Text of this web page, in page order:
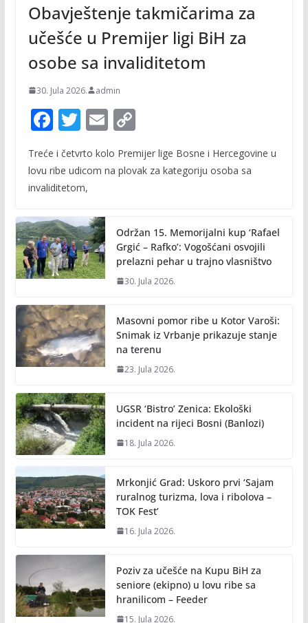
Obavještenje takmičarima za
učešće u Premijer ligi BiH za
osobe sa invaliditetom
30. Jula 2026. admin
F
e
b
o
k
T
itt
er
E
ai
C
p
n
k
Treće i četvrto kolo Premijer lige Bosne i Hercegovine u
lovu ribe udicom na plovak za kategoriju osoba sa
invaliditetom,
Održan 15. Memorijalni kup ‘Rafael
Grgić – Rafko’: Vogošćani osvojili
prelazni pehar u trajno vlasništvo
30. Jula 2026.
Masovni pomor ribe u Kotor Varoši:
Snimak iz Vrbanje prikazuje stanje
na terenu
23. Jula 2026.
UGSR ‘Bistro’ Zenica: Ekološki
incident na rijeci Bosni (Banlozi)
18. Jula 2026.
Mrkonjić Grad: Uskoro prvi ‘Sajam
ruralnog turizma, lova i ribolova –
TOK Fest’
16. Jula 2026.
Poziv za učešće na Kupu BiH za
seniore (ekipno) u lovu ribe sa
hranilicom – Feeder
15. Jula 2026.